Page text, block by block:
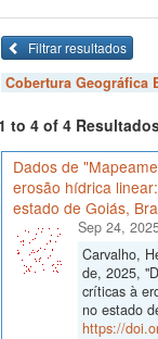
Filtrar resultados
Cobertura Geográfica
to 4 of 4
Dados de
erosão hídrica
estado de Goiás,
Sep 24,
Carvalho,
de, 2025,
críticas à
no estado
https://